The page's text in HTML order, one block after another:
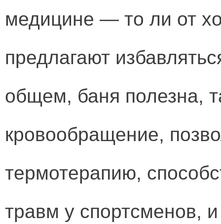
медицине — то ли от
предлагают
общем, баня полезна,
кровообращение,
термотерапию,
травм у спортсменов,